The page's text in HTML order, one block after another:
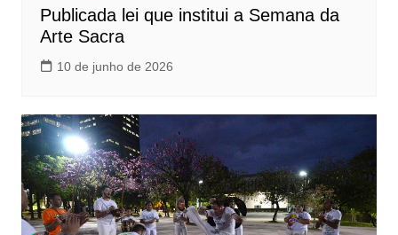
Publicada lei que institui a Semana da
Arte Sacra
10 de junho de 2026